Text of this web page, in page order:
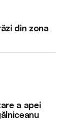
din zona
a apei